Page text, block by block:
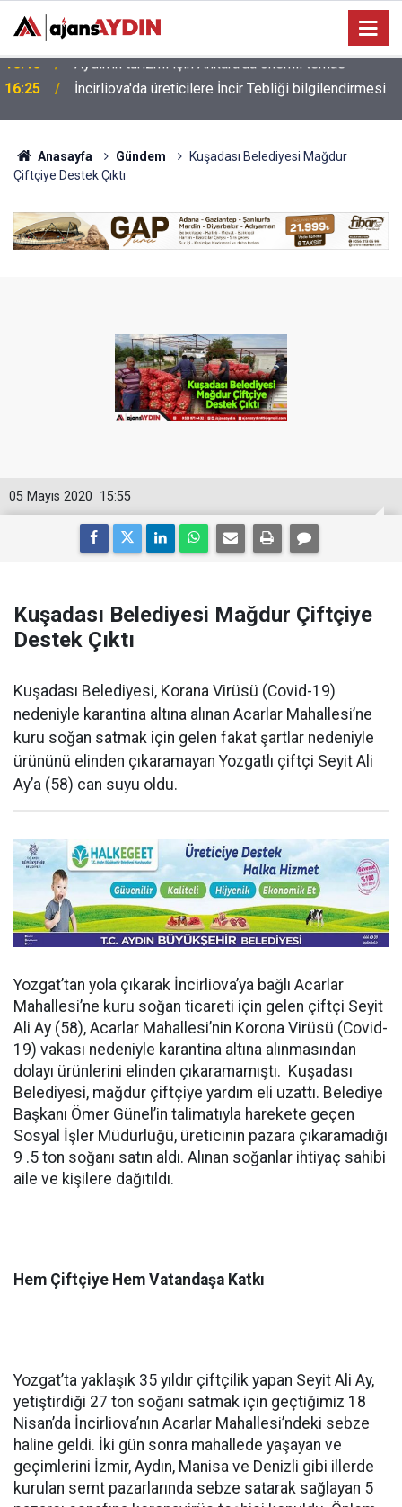
16:25 İncirliova'da üreticilere İncir Tebliği bilgilendirmesi
Anasayfa Gündem
Kuşadası Belediyesi Mağdur
Çiftçiye Destek Çıktı
15:55
05 Mayıs 2020
Kuşadası Belediyesi Mağdur Çiftçiye
Destek Çıktı
Kuşadası Belediyesi, Korana Virüsü (Covid-19)
nedeniyle karantina altına alınan Acarlar Mahallesi’ne
kuru soğan satmak için gelen fakat şartlar nedeniyle
ürününü elinden çıkaramayan Yozgatlı çiftçi Seyit Ali
Ay’a (58) can suyu oldu.
Yozgat’tan yola çıkarak İncirliova’ya bağlı Acarlar
Mahallesi’ne kuru soğan ticareti için gelen çiftçi Seyit
Ali Ay (58), Acarlar Mahallesi’nin Korona Virüsü (Covid-
19) vakası nedeniyle karantina altına alınmasından
dolayı ürünlerini elinden çıkaramamıştı. Kuşadası
Belediyesi, mağdur çiftçiye yardım eli uzattı. Belediye
Başkanı Ömer Günel’in talimatıyla harekete geçen
Sosyal İşler Müdürlüğü, üreticinin pazara çıkaramadığı
9 .5 ton soğanı satın aldı. Alınan soğanlar ihtiyaç sahibi
aile ve kişilere dağıtıldı.
Hem Çiftçiye Hem Vatandaşa Katkı
Yozgat’ta yaklaşık 35 yıldır çiftçilik yapan Seyit Ali Ay,
yetiştirdiği 27 ton soğanı satmak için geçtiğimiz 18
Nisan’da İncirliova’nın Acarlar Mahallesi’ndeki sebze
haline geldi. İki gün sonra mahallede yaşayan ve
geçimlerini İzmir, Aydın, Manisa ve Denizli gibi illerde
kurulan semt pazarlarında sebze satarak sağlayan 5